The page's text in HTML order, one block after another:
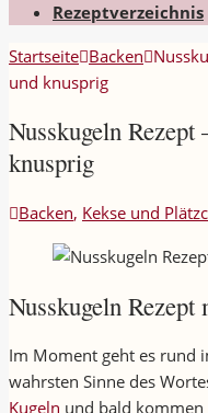
Rezeptverzeichnis
Startseite Backen
und knusprig
Nusskugeln
knusprig
Backen, Kekse und
Nusskugeln Rezept
Im Moment geht es rund
wahrsten Sinne des
Kugeln und bald